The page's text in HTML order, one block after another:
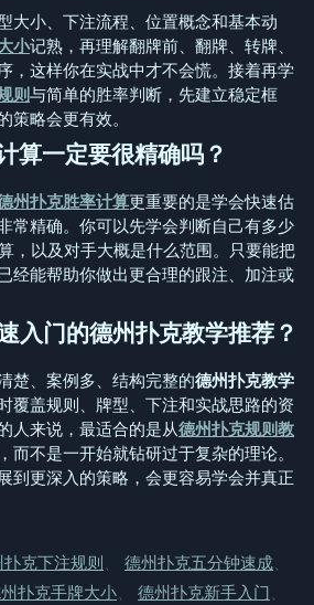
大小、下注流程、位置概念和基本动
小记熟，再理解翻牌前、翻牌、转牌、
，这样你在实战中才不会慌。接着再学
则与简单的胜率判断，先建立稳定框
策略会更有效。
算一定要很精确吗？
州扑克胜率计算更重要的是学会快速估
常精确。你可以先学会判断自己有多少
，以及对手大概是什么范围。只要能把
经能帮助你做出更合理的跟注、加注或
入门的德州扑克教学推荐？
楚、案例多、结构完整的德州扑克教学
覆盖规则、牌型、下注和实战思路的资
人来说，最适合的是从德州扑克规则教
而不是一开始就钻研过于复杂的理论。
到更深入的策略，会更容易学会并真正
扑克下注规则、 德州扑克五分钟速成、
扑克手牌大小、 德州扑克新手入门、